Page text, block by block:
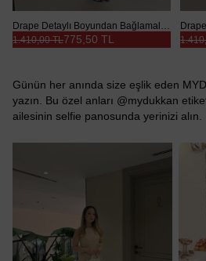
Drape Detaylı Boyundan Bağlamalı Elbise - Siyah
775,50 TL
1.410,00 TL
Günün her anında size eşlik eden
yazın. Bu özel anları @mydukkan
ailesinin selfie panosunda yerinizi alın.